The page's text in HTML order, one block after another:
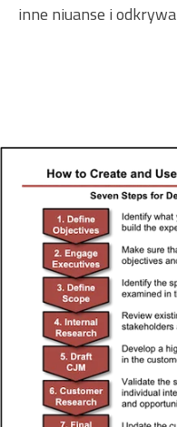
inne niuanse i